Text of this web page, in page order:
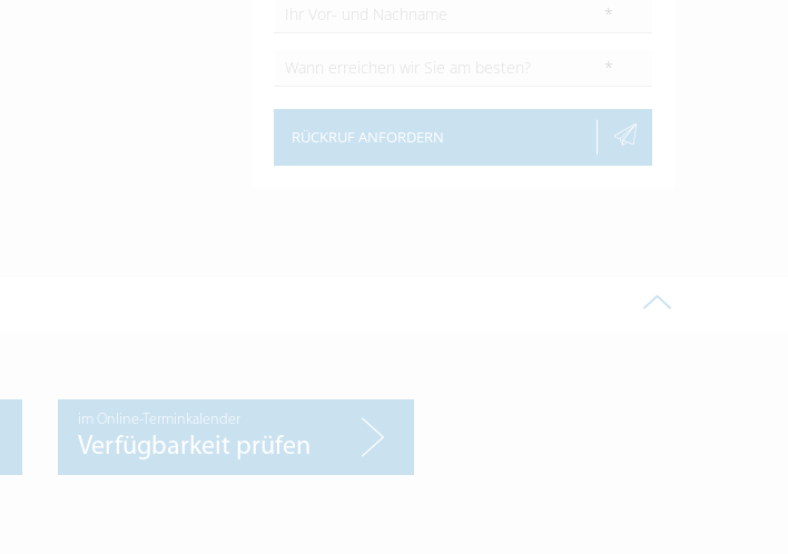
*
*
RÜCKRUF ANFORDERN
im Online-Terminkalender
Verfügbarkeit prüfen